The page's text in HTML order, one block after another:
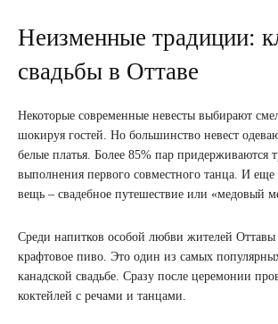
Неизменные традиции:
свадьбы в Оттаве
Некоторые современные невесты выбирают
шокируя гостей. Но большинство невест
белые платья. Более 85% пар придерживаются
выполнения первого совместного танца. И еще
вещь – свадебное путешествие или «медовый
Среди напитков особой любви жителей Оттавы
крафтовое пиво. Это один из самых
канадской свадьбе. Сразу после церемонии
коктейлей с речами и танцами.